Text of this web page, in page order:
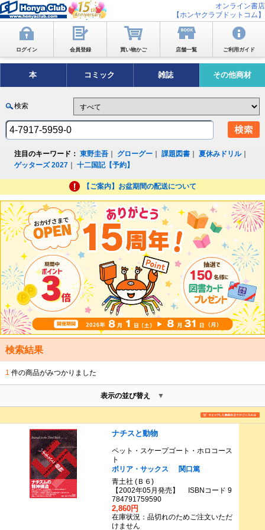
オンライン書店
【ホンヤクラブドットコム】
ログイン 会員登録 買い物かご 店舗一覧 ご利用ガイド
本 コミック 雑誌 その他商材
検索
注目のキーワード： 東野圭吾 グローグー ｜課題図書 ｜夏休みドリル｜
ゲッターズ 2027 ｜十二国記【予約】
【ご案内】お盆期間の配送について
検索結果
1 件の商品がみつかりました
表示の並び替え
ナチスと動物
ペット・スケープゴート・ホロコース
ト
ボリア・サックス
関口篤
青土社 (Ｂ６)
【2002年05月発売】 ISBNコード 9
784791759590
2,860円
在庫状況：品切れのためご注文いただ
けません